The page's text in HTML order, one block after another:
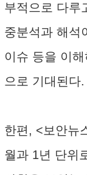
부적으로 다루
중분석과 해석
이슈 등을 이
으로 기대된다.
한편, <보안뉴
월과 1년 단위